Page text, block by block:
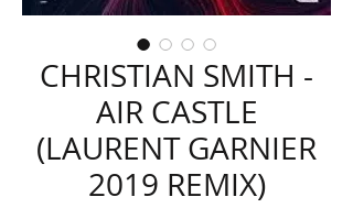
CHRISTIAN SMITH -
AIR CASTLE
(LAURENT GARNIER
2019 REMIX)